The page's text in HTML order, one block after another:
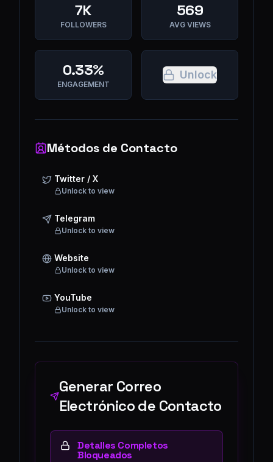
7K
FOLLOWERS
569
AVG VIEWS
0.33%
ENGAGEMENT
Unlock
Métodos de Contacto
Twitter / X
Unlock to view
Telegram
Unlock to view
Website
Unlock to view
YouTube
Unlock to view
Generar Correo
Electrónico de Contacto
Detalles Completos
Bloqueados